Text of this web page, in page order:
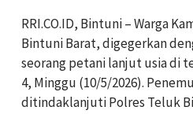
RRI.CO.ID, Bintuni – Warga
Bintuni Barat, digegerkan
seorang petani lanjut usia di
4, Minggu (10/5/2026).
ditindaklanjuti Polres Teluk